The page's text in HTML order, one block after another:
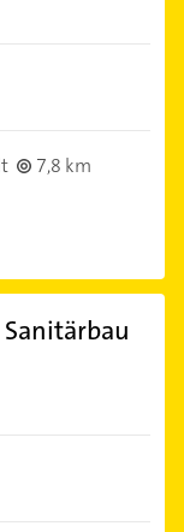
7,8 km